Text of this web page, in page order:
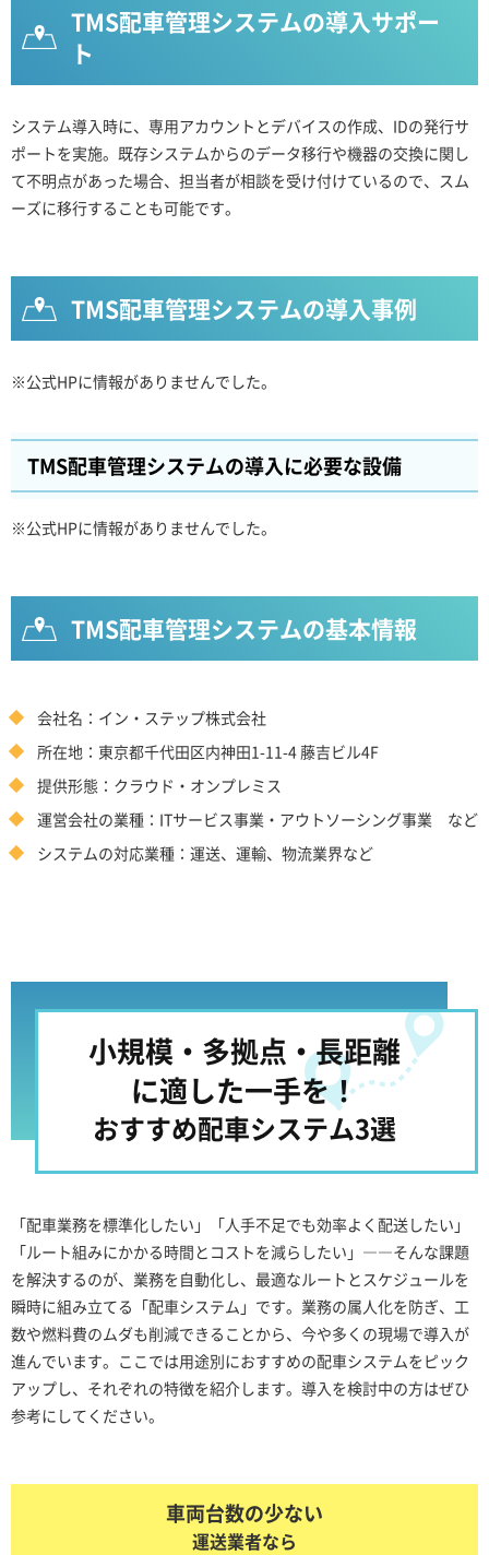
TMS配車管理システムの導入サポー
ト
システム導入時に、専用アカウントとデバイスの作成、IDの発行サ
ポートを実施。既存システムからのデータ移行や機器の交換に関し
て不明点があった場合、担当者が相談を受け付けているので、スム
ーズに移行することも可能です。
TMS配車管理システムの導入事例
※公式HPに情報がありませんでした。
TMS配車管理システムの導入に必要な設備
※公式HPに情報がありませんでした。
TMS配車管理システムの基本情報
会社名：イン・ステップ株式会社
所在地：東京都千代田区内神田1-11-4 藤吉ビル4F
提供形態：クラウド・オンプレミス
運営会社の業種：ITサービス事業・アウトソーシング事業 など
システムの対応業種：運送、運輸、物流業界など
小規模・多拠点・長距離
に適した一手を！
おすすめ配車システム3選
「配車業務を標準化したい」「人手不足でも効率よく配送したい」
「ルート組みにかかる時間とコストを減らしたい」――そんな課題
を解決するのが、業務を自動化し、最適なルートとスケジュールを
瞬時に組み立てる「配車システム」です。業務の属人化を防ぎ、工
数や燃料費のムダも削減できることから、今や多くの現場で導入が
進んでいます。ここでは用途別におすすめの配車システムをピック
アップし、それぞれの特徴を紹介します。導入を検討中の方はぜひ
参考にしてください。
車両台数の少ない
運送業者なら